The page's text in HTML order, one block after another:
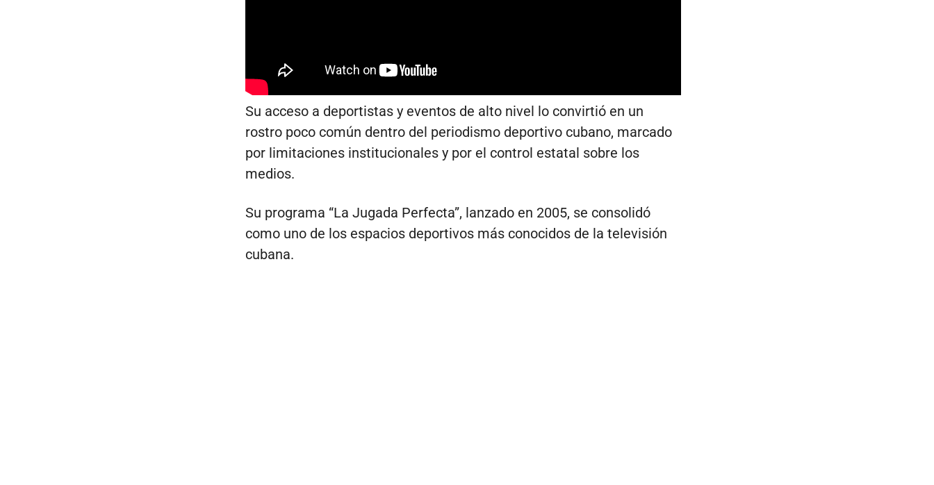
Su acceso a deportistas y eventos de alto nivel lo convirtió en un
rostro poco común dentro del periodismo deportivo cubano, marcado
por limitaciones institucionales y por el control estatal sobre los
medios.
Su programa “La Jugada Perfecta”, lanzado en 2005, se consolidó
como uno de los espacios deportivos más conocidos de la televisión
cubana.